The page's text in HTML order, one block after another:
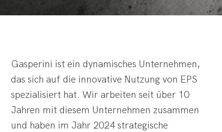
Gasperini ist ein dynamisches Unternehmen,
das sich auf die innovative Nutzung von EPS
spezialisiert hat. Wir arbeiten seit über 10
Jahren mit diesem Unternehmen zusammen
und haben im Jahr 2024 strategische